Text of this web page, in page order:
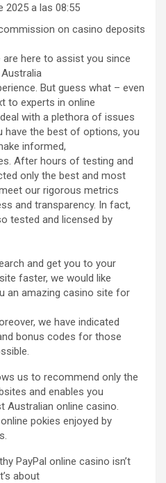
2025 a las 08:55
on casino deposits
are here to assist you since
But guess what – even
to experts in online
with a plethora of issues
have the best of options, you
informed,
After hours of testing and
only the best and most
our rigorous metrics
and transparency. In fact,
tested and licensed by
and get you to your
faster, we would like
an amazing casino site for
we have indicated
bonus codes for those
us to recommend only the
and enables you
Australian online casino.
pokies enjoyed by
PayPal online casino isn’t
about